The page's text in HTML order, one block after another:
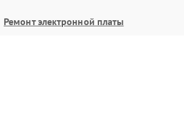
Ремонт электронной платы